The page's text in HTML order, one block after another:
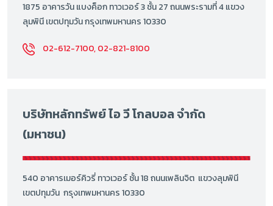
1875 อาคารวัน แบงค็อก ทาวเวอร์ 3 ชั้น 27 ถนนพระรามที่ 4 แขวง
ลุมพินี เขตปทุมวัน กรุงเทพมหานคร 10330
02-612-7100, 02-821-8100
บริษัทหลักทรัพย์ ไอ วี โกลบอล จำกัด
(มหาชน)
540 อาคารเมอร์คิวรี่ ทาวเวอร์ ชั้น 18 ถนนเพลินจิต แขวงลุมพินี
เขตปทุมวัน กรุงเทพมหานคร 10330